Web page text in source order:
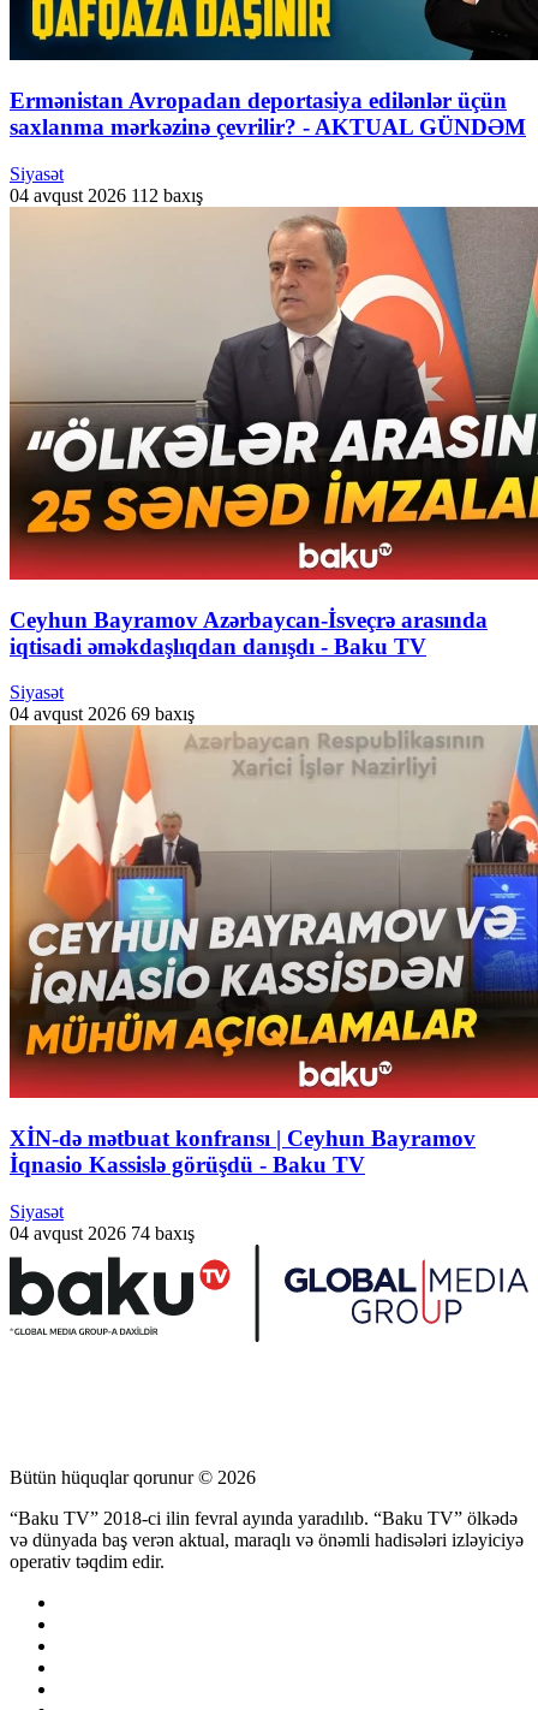
Ermənistan Avropadan deportasiya edilənlər üçün
saxlanma mərkəzinə çevrilir? - AKTUAL GÜNDƏM
Siyasət
04 avqust 2026 112 baxış
Ceyhun Bayramov Azərbaycan-İsveçrə arasında
iqtisadi əməkdaşlıqdan danışdı - Baku TV
Siyasət
04 avqust 2026 69 baxış
XİN-də mətbuat konfransı | Ceyhun Bayramov
İqnasio Kassislə görüşdü - Baku TV
Siyasət
04 avqust 2026 74 baxış
Bütün hüquqlar qorunur © 2026
“Baku TV” 2018-ci ilin fevral ayında yaradılıb. “Baku TV” ölkədə
və dünyada baş verən aktual, maraqlı və önəmli hadisələri izləyiciyə
operativ təqdim edir.